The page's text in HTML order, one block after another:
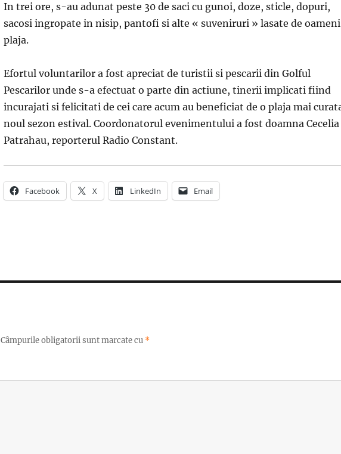
In trei ore, s-au adunat peste 30 de saci cu gunoi, doze, sticle, dopuri,
sacosi ingropate in nisip, pantofi si alte « suveniruri » lasate de oameni
plaja.
Efortul voluntarilor a fost apreciat de turistii si pescarii din Golful
Pescarilor unde s-a efectuat o parte din actiune, tinerii implicati fiind
incurajati si felicitati de cei care acum au beneficiat de o plaja mai
noul sezon estival. Coordonatorul evenimentului a fost doamna Cecelia
Patrahau, reporterul Radio Constant.
Facebook X LinkedIn Email
Câmpurile obligatorii sunt marcate cu *